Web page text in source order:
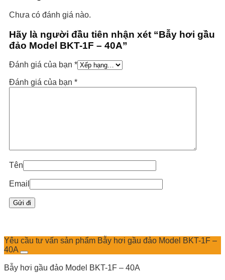
Chưa có đánh giá nào.
Hãy là người đầu tiên nhận xét “Bẫy hơi gầu
đảo Model BKT-1F – 40A”
Đánh giá của bạn *
Đánh giá của bạn *
Tên
Email
Yêu cầu tư vấn sản phẩm Bẫy hơi gầu đảo Model BKT-1F –
40A
Bẫy hơi gầu đảo Model BKT-1F – 40A